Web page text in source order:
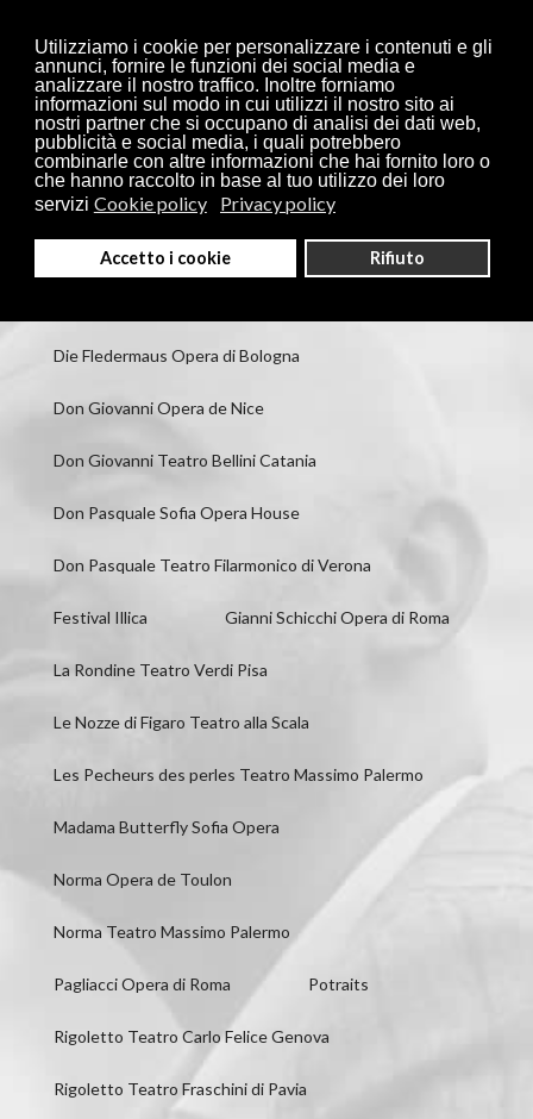
Utilizziamo i cookie per personalizzare i contenuti e gli
annunci, fornire le funzioni dei social media e
analizzare il nostro traffico. Inoltre forniamo
informazioni sul modo in cui utilizzi il nostro sito ai
nostri partner che si occupano di analisi dei dati web,
pubblicità e social media, i quali potrebbero
combinarle con altre informazioni che hai fornito loro o
che hanno raccolto in base al tuo utilizzo dei loro
servizi Cookie policy Privacy policy
Accetto i cookie Rifiuto
Capuleti e Montecchi Teatro Filarmonico di Verona
Capuleti e Montecchi Teatro Grande Brescia
Die Fledermaus Opera di Bologna
Don Giovanni Opera de Nice
Don Giovanni Teatro Bellini Catania
Don Pasquale Sofia Opera House
Don Pasquale Teatro Filarmonico di Verona
Festival Illica Gianni Schicchi Opera di Roma
La Rondine Teatro Verdi Pisa
Le Nozze di Figaro Teatro alla Scala
Les Pecheurs des perles Teatro Massimo Palermo
Madama Butterfly Sofia Opera
Norma Opera de Toulon
Norma Teatro Massimo Palermo
Pagliacci Opera di Roma Potraits
Rigoletto Teatro Carlo Felice Genova
Rigoletto Teatro Fraschini di Pavia